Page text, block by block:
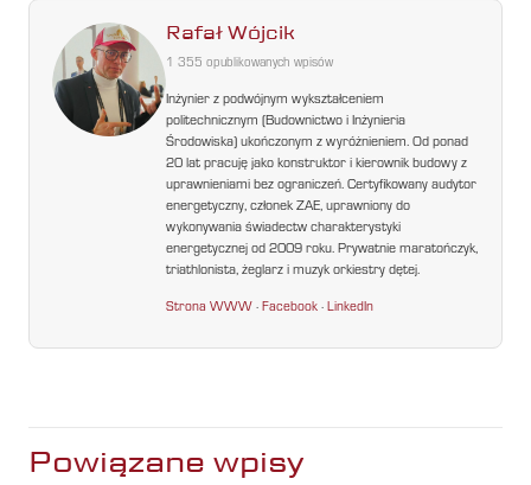
Rafał Wójcik
1 355 opublikowanych wpisów
Inżynier z podwójnym wykształceniem
politechnicznym (Budownictwo i Inżynieria
Środowiska) ukończonym z wyróżnieniem. Od ponad
20 lat pracuję jako konstruktor i kierownik budowy z
uprawnieniami bez ograniczeń. Certyfikowany audytor
energetyczny, członek ZAE, uprawniony do
wykonywania świadectw charakterystyki
energetycznej od 2009 roku. Prywatnie maratończyk,
triathlonista, żeglarz i muzyk orkiestry dętej.
Strona WWW ·Facebook ·LinkedIn
Powiązane wpisy